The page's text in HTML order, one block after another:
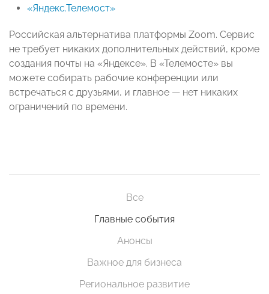
«Яндекс.Телемост»
Российская альтернатива платформы Zoom. Сервис
не требует никаких дополнительных действий, кроме
создания почты на «Яндексе». В «Телемосте» вы
можете собирать рабочие конференции или
встречаться с друзьями, и главное — нет никаких
ограничений по времени.
Все
Главные события
Анонсы
Важное для бизнеса
Региональное развитие